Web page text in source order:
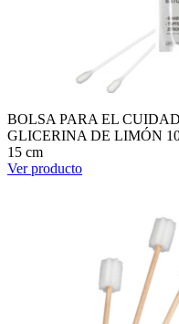
BOLSA PARA EL
GLICERINA DE LIMÓN
15 cm
Ver producto